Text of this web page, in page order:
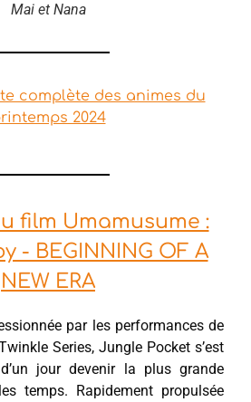
Mai et Nana
complète des animes du
2024
film Umamusume :
- BEGINNING OF A
NEW ERA
par les performances de
Series, Jungle Pocket s’est
jour devenir la plus grande
temps. Rapidement propulsée